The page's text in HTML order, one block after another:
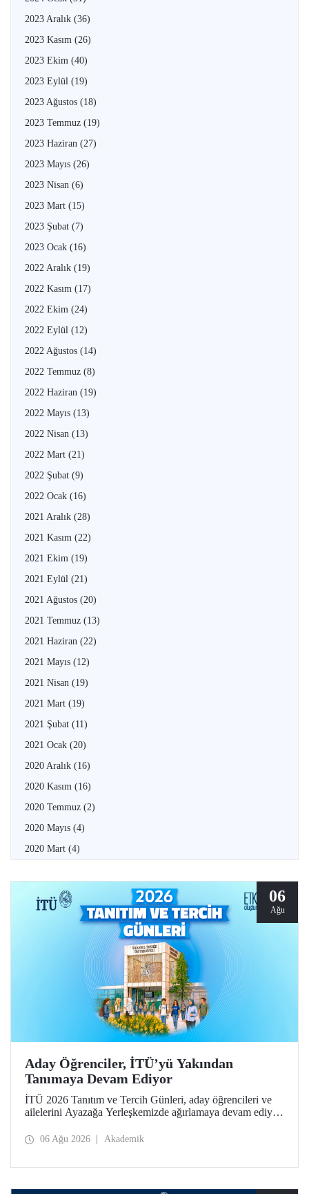
2023 Aralık (36)
2023 Kasım (26)
2023 Ekim (40)
2023 Eylül (19)
2023 Ağustos (18)
2023 Temmuz (19)
2023 Haziran (27)
2023 Mayıs (26)
2023 Nisan (6)
2023 Mart (15)
2023 Şubat (7)
2023 Ocak (16)
2022 Aralık (19)
2022 Kasım (17)
2022 Ekim (24)
2022 Eylül (12)
2022 Ağustos (14)
2022 Temmuz (8)
2022 Haziran (19)
2022 Mayıs (13)
2022 Nisan (13)
2022 Mart (21)
2022 Şubat (9)
2022 Ocak (16)
2021 Aralık (28)
2021 Kasım (22)
2021 Ekim (19)
2021 Eylül (21)
2021 Ağustos (20)
2021 Temmuz (13)
2021 Haziran (22)
2021 Mayıs (12)
2021 Nisan (19)
2021 Mart (19)
2021 Şubat (11)
2021 Ocak (20)
2020 Aralık (16)
2020 Kasım (16)
2020 Temmuz (2)
2020 Mayıs (4)
2020 Mart (4)
06
Ağu
Aday Öğrenciler, İTÜ’yü Yakından
Tanımaya Devam Ediyor
İTÜ 2026 Tanıtım ve Tercih Günleri, aday öğrencileri ve
ailelerini Ayazağa Yerleşkemizde ağırlamaya devam ediyor.
ilgili fakülte ve birimler adaylara bilgi vermeye devam
06 Ağu 2026 Akademik